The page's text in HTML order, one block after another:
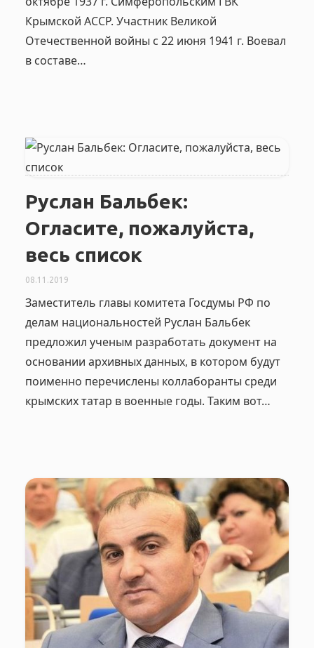
Крымской АССР. Участник Великой
Отечественной войны с 22 июня 1941 г. Воевал
в составе…
Руслан Бальбек:
Огласите, пожалуйста,
весь список
08.11.2019
Заместитель главы комитета Госдумы РФ по
делам национальностей Руслан Бальбек
предложил ученым разработать документ на
основании архивных данных, в котором будут
поименно перечислены коллаборанты среди
крымских татар в военные годы. Таким вот…